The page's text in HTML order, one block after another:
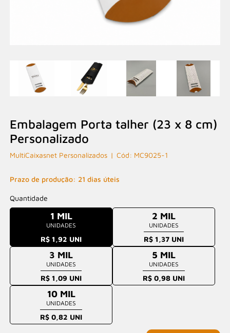
Embalagem Porta talher (23 x 8 cm)
Personalizado
MultiCaixasnet Personalizados MC9025-1
Prazo de produção: 21 dias úteis
Quantidade
1 MIL
UNIDADES
R$ 1,92 UNI
2 MIL
UNIDADES
R$ 1,37 UNI
3 MIL
UNIDADES
R$ 1,09 UNI
5 MIL
UNIDADES
R$ 0,98 UNI
10 MIL
UNIDADES
R$ 0,82 UNI